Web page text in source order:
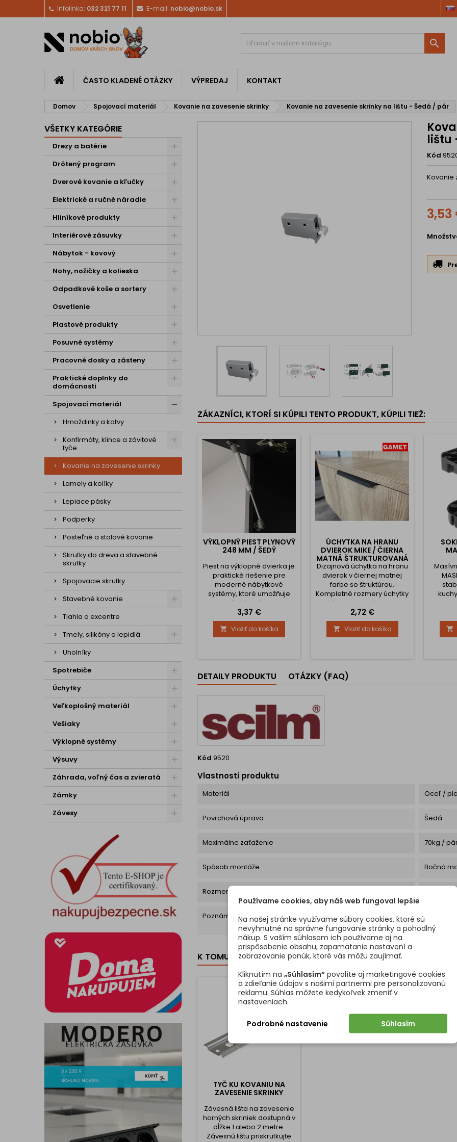
Infolinka: 032 321 77 11 E-mail: nobio@nobio.sk

ČASTO KLADENÉ OTÁZKY VÝPREDAJ KONTAKT
Domov Spojovací materiál Kovanie na zavesenie skrinky Kovanie na zavesenie skrinky na lištu - Šedá / pár
VŠETKY KATEGÓRIE
Drezy a batérie
Drôtený program
Dverové kovanie a kľučky
Elektrické a ručné náradie
Hliníkové produkty
Interiérové zásuvky
Nábytok - kovový
Nohy, nožičky a kolieska
Odpadkové koše a sortery
Osvetlenie
Plastové produkty
Posuvné systémy
Pracovné dosky a zásteny
Praktické doplnky do
domácnosti
Spojovací materiál
Hmoždinky a kotvy
Konfirmáty, klince a závitové
tyče
Kovanie na zavesenie skrinky
Lamely a kolíky
Lepiace pásky
Podperky
Posteľné a stolové kovanie
Skrutky do dreva a stavebné
skrutky
Spojovacie skrutky
Stavebné kovanie
Tiahla a excentre
Tmely, silikóny a lepidlá
Uholníky
Spotrebiče
Úchytky
Veľkoplošný materiál
Vešiaky
Výklopné systémy
Výsuvy
Záhrada, voľný čas a zvieratá
Zámky
Závesy
lištu
Kód
Kovanie
3,53
ZÁKAZNÍCI, KTORÍ SI KÚPILI TENTO PRODUKT, KÚPILI TIEŽ:
VÝKLOPNÝ PIEST PLYNOVÝ
248 MM / ŠEDÝ
Piest na výklopné dvierka je
praktické riešenie pre
moderné nábytkové
systémy, ktoré umožňuje
pohodlné a úplné otvorenie
dvierok smerom nahor.
Vďaka automatickému
mechanizmu sa dvierka po
uvoľnení samostatne a
otvorenej polohy. 📏
Celková dĺžka piestu: 248
mm Typ mechanizmu:
dvierka...
Cena
3,37 €
 Vložiť do košíka
ÚCHYTKA NA HRANU
DVIEROK MIKE / ČIERNA
MATNÁ ŠTRUKTUROVANÁ
Dizajnová úchytka na hranu
dvierok v čiernej matnej
farbe so štruktúrou.
Kompletné rozmery úchytky
nájdete v obrázkoch.
Cena
2,72 €
 Vložiť do košíka
a
lepšej

DETAILY PRODUKTU OTÁZKY (FAQ)
Kód 9520
Vlastnosti produktu
Materiál Oceľ /
Povrchová úprava Šedá
Maximálne zaťaženie 70kg /
Spôsob montáže Bočná
Rozmer rektifikačného kovania 65 x 43
Poznámka
K
pravá
K TOMUTO PRODUKTU ODPORÚČAME
TYČ KU KOVANIU NA
ZAVESENIE SKRINKY
Závesná lišta na zavesenie
horných skriniek dostupná v
dĺžke 1 alebo 2 metre.
Závesnú lištu priskrutkujte
Používame cookies, aby náš web fungoval lepšie
Na našej stránke využívame súbory cookies, ktoré sú
nevyhnutné na správne fungovanie stránky a pohodlný
nákup. S vaším súhlasom ich používame aj na
prispôsobenie obsahu, zapamätanie nastavení a
zobrazovanie ponúk, ktoré vás môžu zaujímať.
Kliknutím na „Súhlasím“ povolíte aj marketingové cookies
a zdieľanie údajov s našimi partnermi pre personalizovanú
reklamu. Súhlas môžete kedykoľvek zmeniť v
nastaveniach.
Podrobné nastavenie Súhlasím